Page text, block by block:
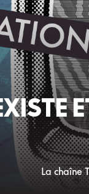
La chaîne